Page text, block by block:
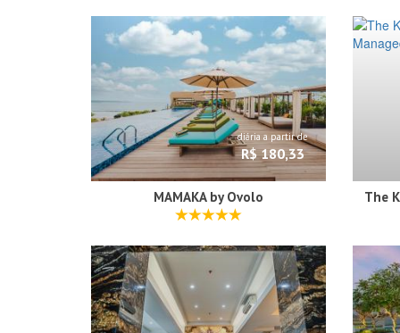
diária a partir de
R$ 180,33
MAMAKA by Ovolo